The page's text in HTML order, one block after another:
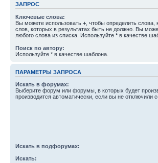
ЗАПРОС
Ключевые слова:
Вы можете использовать + , чтобы определить
слов, которых в результатах быть не должно. Вы
любого слова из списка. Используйте * в качестве
Поиск по автору:
Используйте * в качестве шаблона.
ПАРАМЕТРЫ ЗАПРОСА
Искать в форумах:
Выберите форум или форумы, в которых будет
производится автоматически, если вы не отключили
Искать в подфорумах:
Искать: